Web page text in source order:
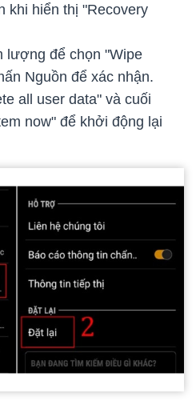
khi hiển thị "Recovery
lượng để chọn "Wipe
Nguồn để xác nhận.
all user data" và cuối
now" để khởi động lại